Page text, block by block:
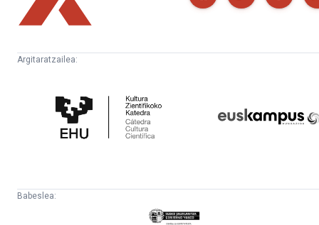
Argitaratzailea:
Zientifikoko
Katedra
Babeslea:
Eusko